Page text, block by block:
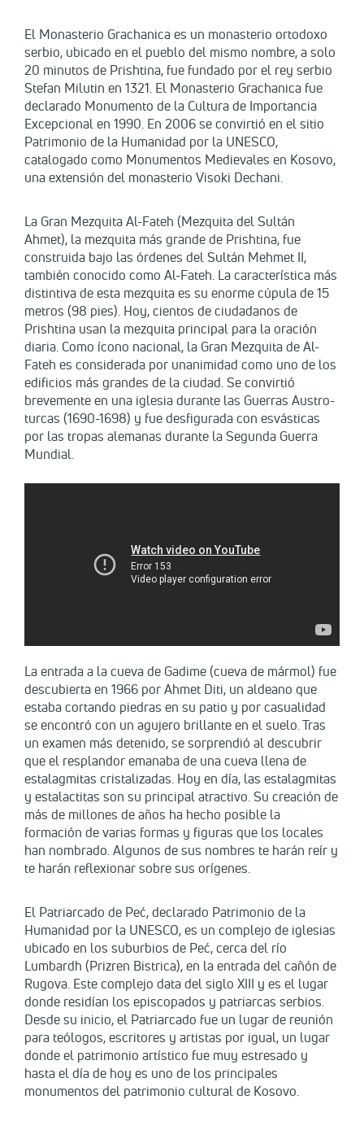
El Monasterio Grachanica es un monasterio ortodoxo
serbio, ubicado en el pueblo del mismo nombre, a solo
20 minutos de Prishtina, fue fundado por el rey serbio
Stefan Milutin en 1321. El Monasterio Grachanica fue
declarado Monumento de la Cultura de Importancia
Excepcional en 1990. En 2006 se convirtió en el sitio
Patrimonio de la Humanidad por la UNESCO,
catalogado como Monumentos Medievales en Kosovo,
una extensión del monasterio Visoki Dechani.
La Gran Mezquita Al-Fateh (Mezquita del Sultán
Ahmet), la mezquita más grande de Prishtina, fue
construida bajo las órdenes del Sultán Mehmet II,
también conocido como Al-Fateh. La característica más
distintiva de esta mezquita es su enorme cúpula de 15
metros (98 pies). Hoy, cientos de ciudadanos de
Prishtina usan la mezquita principal para la oración
diaria. Como ícono nacional, la Gran Mezquita de Al-
Fateh es considerada por unanimidad como uno de los
edificios más grandes de la ciudad. Se convirtió
brevemente en una iglesia durante las Guerras Austro-
turcas (1690-1698) y fue desfigurada con esvásticas
por las tropas alemanas durante la Segunda Guerra
Mundial.
La entrada a la cueva de Gadime (cueva de mármol) fue
descubierta en 1966 por Ahmet Diti, un aldeano que
estaba cortando piedras en su patio y por casualidad
se encontró con un agujero brillante en el suelo. Tras
un examen más detenido, se sorprendió al descubrir
que el resplandor emanaba de una cueva llena de
estalagmitas cristalizadas. Hoy en día, las estalagmitas
y estalactitas son su principal atractivo. Su creación de
más de millones de años ha hecho posible la
formación de varias formas y figuras que los locales
han nombrado. Algunos de sus nombres te harán reír y
te harán reflexionar sobre sus orígenes.
El Patriarcado de Peć, declarado Patrimonio de la
Humanidad por la UNESCO, es un complejo de iglesias
ubicado en los suburbios de Peć, cerca del río
Lumbardh (Prizren Bistrica), en la entrada del cañón de
Rugova. Este complejo data del siglo XIII y es el lugar
donde residían los episcopados y patriarcas serbios.
Desde su inicio, el Patriarcado fue un lugar de reunión
para teólogos, escritores y artistas por igual, un lugar
donde el patrimonio artístico fue muy estresado y
hasta el día de hoy es uno de los principales
monumentos del patrimonio cultural de Kosovo.